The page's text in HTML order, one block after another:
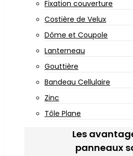
Fixation couverture
Costière de Velux
Dôme et Coupole
Lanterneau
Gouttière
Bandeau Cellulaire
Zinc
Tôle Plane
Les
panneaux